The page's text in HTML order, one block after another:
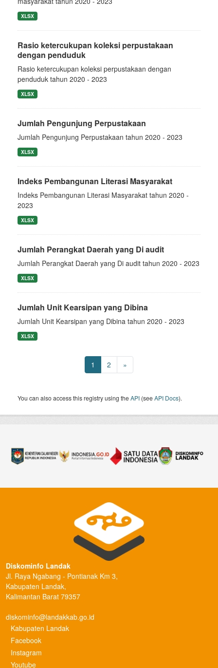
XLSX
Rasio ketercukupan koleksi perpustakaan
dengan penduduk
Rasio ketercukupan koleksi perpustakaan dengan
penduduk tahun 2020 - 2023
XLSX
Jumlah Pengunjung Perpustakaan
Jumlah Pengunjung Perpustakaan tahun 2020 - 2023
XLSX
Indeks Pembangunan Literasi Masyarakat
Indeks Pembangunan Literasi Masyarakat tahun 2020 -
2023
XLSX
Jumlah Perangkat Daerah yang Di audit
Jumlah Perangkat Daerah yang Di audit tahun 2020 - 2023
XLSX
Jumlah Unit Kearsipan yang Dibina
Jumlah Unit Kearsipan yang Dibina tahun 2020 - 2023
XLSX
1 2 »
You can also access this registry using theAPI (seeAPI Docs).
Diskominfo Landak
Jl. Raya Ngabang - Pontianak Km 3,
Kabupaten Landak,
Kalimantan Barat 79357
diskominfo@landakkab.go.id
Kabupaten Landak
Facebook
Instagram
Youtube